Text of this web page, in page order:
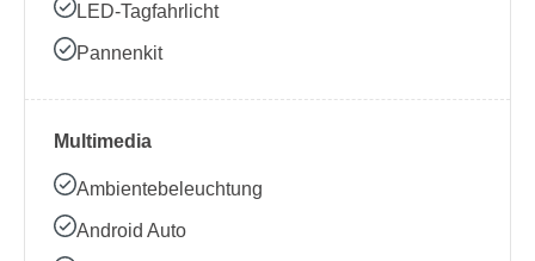
LED-Tagfahrlicht
Pannenkit
Multimedia
Ambientebeleuchtung
Android Auto